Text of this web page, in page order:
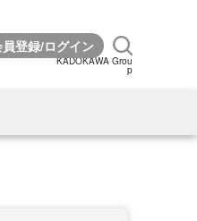
KADOKAWA Grou
p